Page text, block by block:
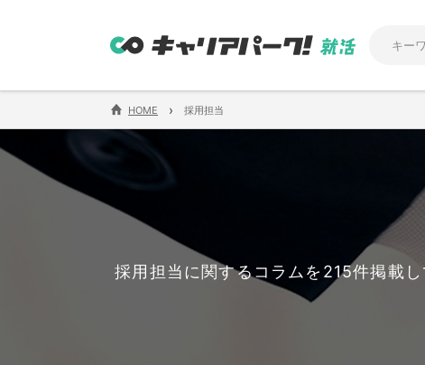
HOME › 採用担当
採用担当に関するコラムを215件掲載